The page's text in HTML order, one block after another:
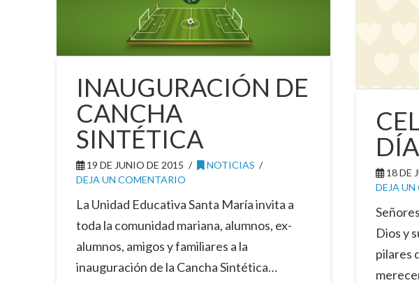
INAUGURACIÓN DE
CANCHA
SINTÉTICA
19 DE JUNIO DE 2015
NOTICIAS
DEJA UN COMENTARIO
La Unidad Educativa Santa María invita a
toda la comunidad mariana, alumnos, ex-
alumnos, amigos y familiares a la
inauguración de la Cancha Sintética…
18 DE
DEJA
Dios y
pilares